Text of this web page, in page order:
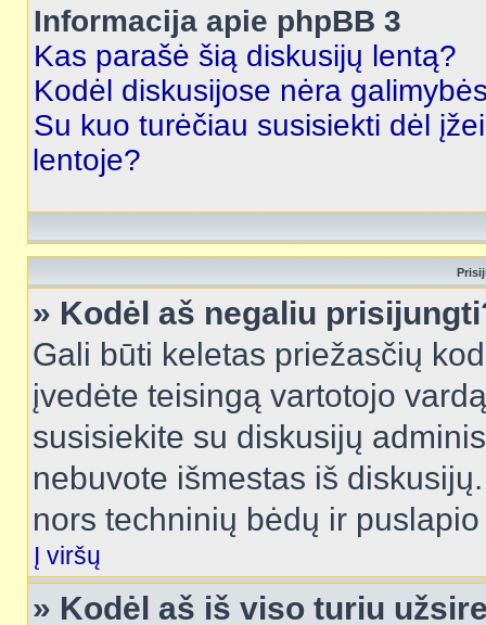
Informacija apie phpBB 3
Kas parašė šią diskusijų lentą?
Kodėl diskusijose nėra
Su kuo turėčiau susisiekti dėl
lentoje?
» Kodėl aš negaliu
Gali būti keletas priežasčių
įvedėte teisingą vartotojo
susisiekite su diskusijų
nebuvote išmestas iš
nors techninių bėdų ir
Į viršų
» Kodėl aš iš viso turiu